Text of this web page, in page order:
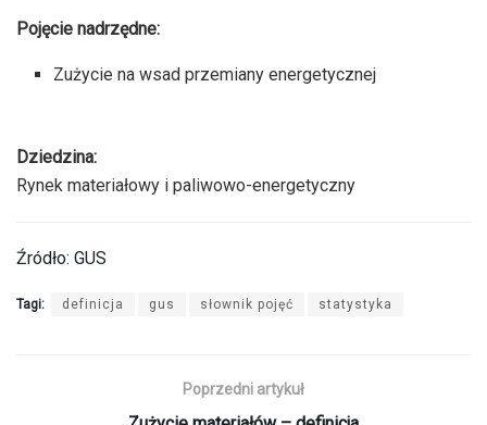
Pojęcie nadrzędne:
Zużycie na wsad przemiany energetycznej
Dziedzina:
Rynek materiałowy i paliwowo-energetyczny
Źródło: GUS
Tagi: definicja gus słownik pojęć statystyka
Poprzedni artykuł